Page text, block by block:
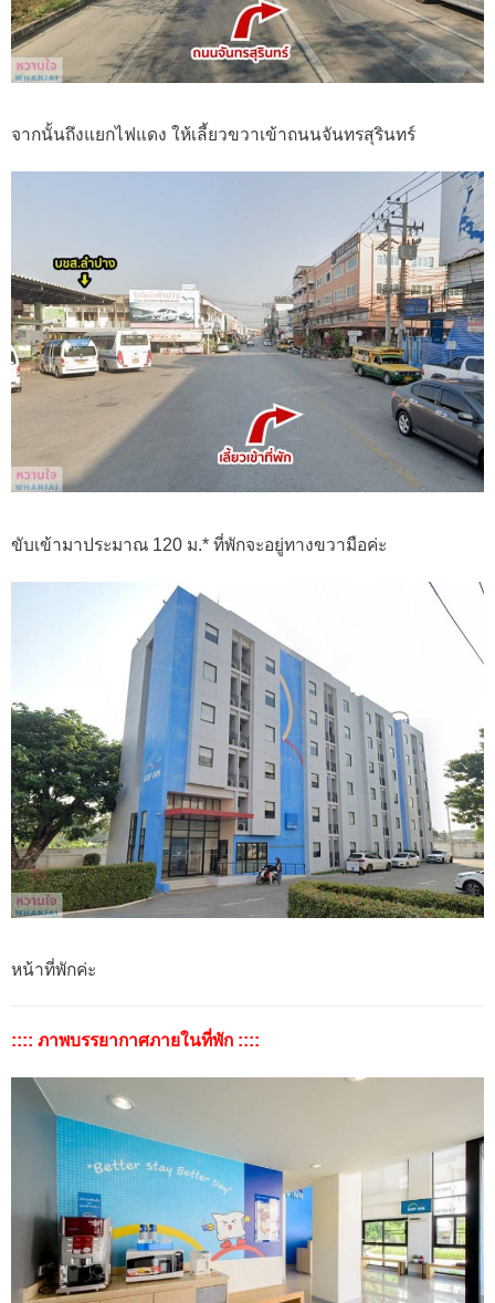
จากนั้นถึงแยกไฟแดง ให้เลี้ยวขวาเข้าถนนจันทรสุรินทร์
ขับเข้ามาประมาณ 120 ม.* ที่พักจะอยู่ทางขวามือค่ะ
หน้าที่พักค่ะ
:::: ภาพบรรยากาศภายในที่พัก ::::